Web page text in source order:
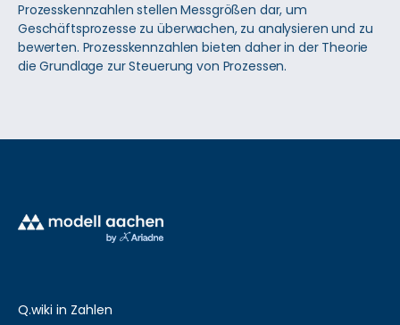
Prozesskennzahlen stellen Messgrößen dar, um
Geschäftsprozesse zu überwachen, zu analysieren und zu
bewerten. Prozesskennzahlen bieten daher in der Theorie
die Grundlage zur Steuerung von Prozessen.
Q.wiki in Zahlen